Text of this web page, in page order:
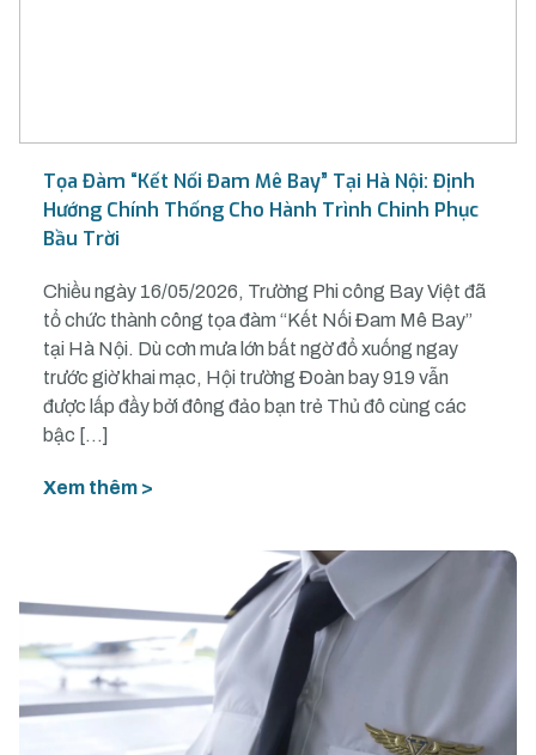
Tọa Đàm “Kết Nối Đam Mê Bay” Tại Hà Nội: Định
Hướng Chính Thống Cho Hành Trình Chinh Phục
Bầu Trời
Chiều ngày 16/05/2026, Trường Phi công Bay Việt đã
tổ chức thành công tọa đàm “Kết Nối Đam Mê Bay”
tại Hà Nội. Dù cơn mưa lớn bất ngờ đổ xuống ngay
trước giờ khai mạc, Hội trường Đoàn bay 919 vẫn
được lấp đầy bởi đông đảo bạn trẻ Thủ đô cùng các
bậc […]
Xem thêm >